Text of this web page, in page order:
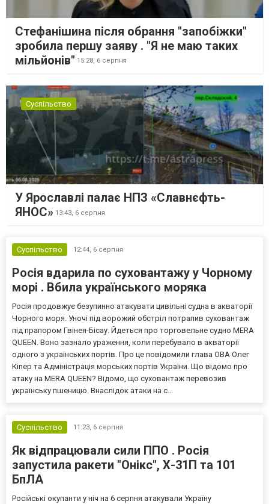
Стефанішина після обрання "запобіжки"
зробила першу заяву . "Я не маю таких
мільйонів" 15:28, 6 серпня
Суспільство
У Ярославлі палає НПЗ «Славнєфть-
ЯНОС» 13:43, 6 серпня
Суспільство 12:44, 6 серпня
Росія вдарила по суховантажу у Чорному
морі . Вбила українського моряка
Росія продовжує безупинно атакувати цивільні судна в акваторії
Чорного моря. Уночі під ворожий обстріл потрапив суховантаж
під прапором Гвінея-Бісау. Йдеться про торговельне судно MERA
QUEEN. Воно зазнало ураження, коли перебувало в акваторії
одного з українських портів. Про це повідомили глава ОВА Олег
Кіпер та Адміністрація морських портів України. Що відомо про
атаку на MERA QUEEN? Відомо, що суховантаж перевозив
українську пшеницю. Внаслідок атаки на с...
Суспільство 11:23, 6 серпня
Як відпрацювали сили ППО . Росія
запустила ракети "Онікс", Х-31П та 101
БпЛА
Російські окупанти у ніч на 6 серпня атакували Україну